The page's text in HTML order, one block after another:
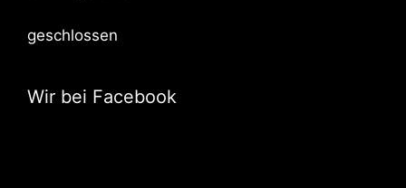
geschlossen
Wir bei Facebook